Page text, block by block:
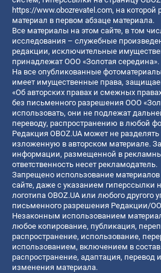
https://www.obozrevatel.com, на
материал в первом абзаце материала.
Все материалы на этом сайте, в том
исследования – служебные
редакции, исключительные
принадлежат ООО «Золотая середина».
На все опубликованные
имеет имущественные права,
«Об авторских правах и смежных
без письменного разрешения ООО
использовать, они не подлежат
переводу, распространению в любой
Редакция OBOZ.UA может не разделять
изложенную в авторском материале.
информации, размещенной в
ответственность несет рекламодатель.
Запрещено использование
сайте, даже с указанием гиперссылки
логотипа OBOZ.UA или любого другого
письменного разрешения Редакции/
Незаконным использованием
любое копирование, публикация,
распространение, использование,
использованием, включением в состав
распространение, адаптация, перевод
изменения материала.